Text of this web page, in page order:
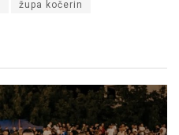
župa kočerin